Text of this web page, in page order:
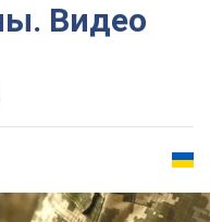
Видео